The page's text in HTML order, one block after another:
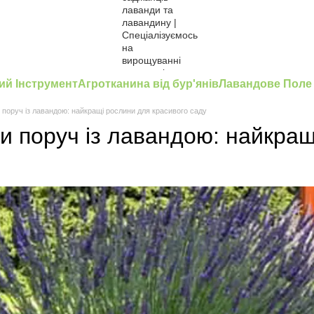
ІнструментАгротканина від бур'янівЛавандове
із лавандою: найкращі рослини для красивого саду
поруч із лавандою: